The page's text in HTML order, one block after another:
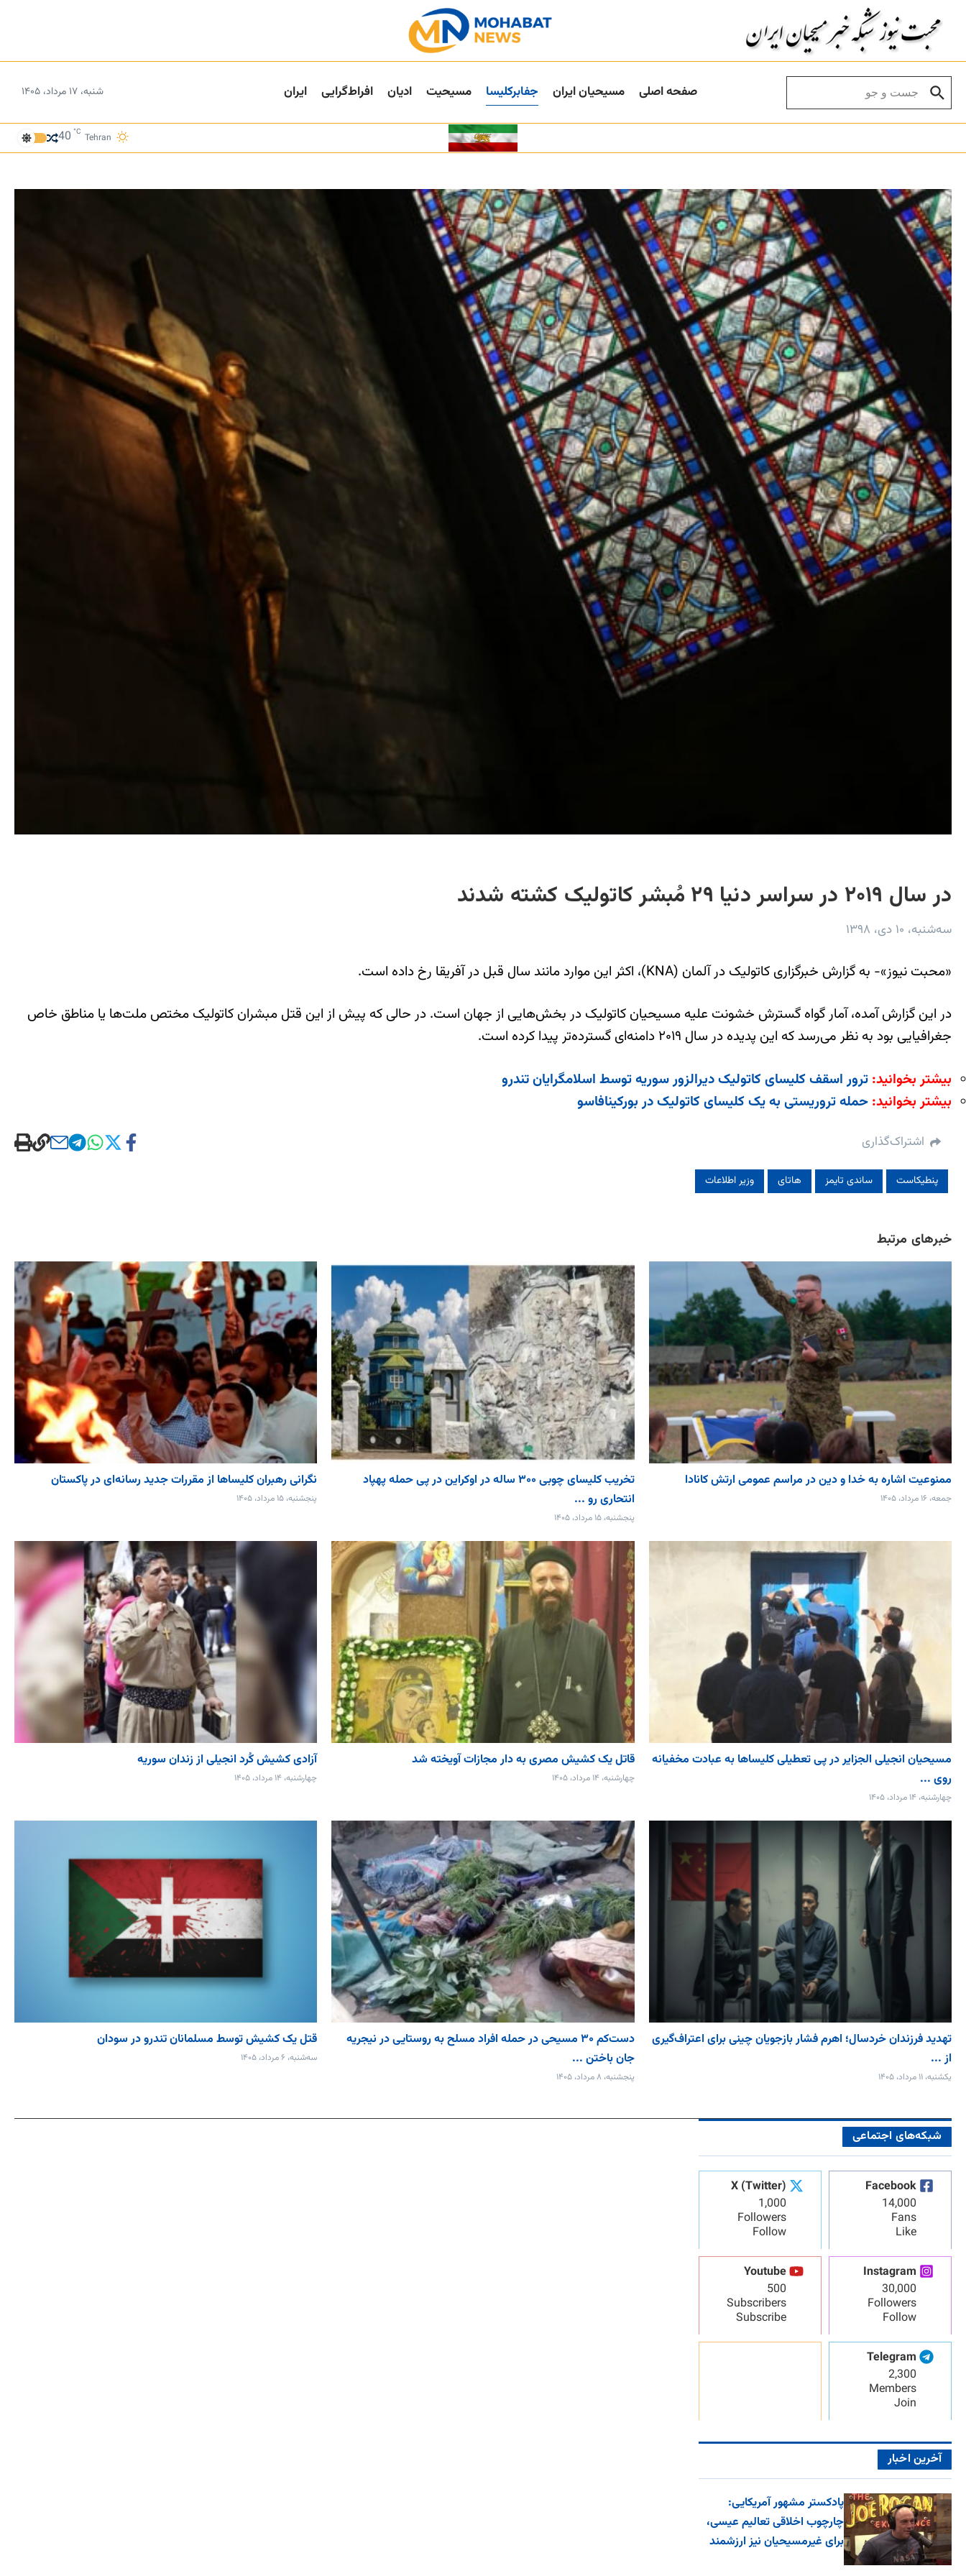
صفحه اصلی مسیحیان ایران جفا‌بر‌کلیسا مسیحیت ادیان افراط‌گرایی ایران شنبه، ۱۷ مرداد، ۱۴۰۵
Tehran
40 °C
در سال ۲۰۱۹ در سراسر دنیا ۲۹ مُبشر کاتولیک کشته شدند
سه‌شنبه، ۱۰ دی، ۱۳۹۸
«محبت نیوز»- به گزارش خبرگزاری کاتولیک در آلمان (KNA)، اکثر این موارد مانند سال قبل در آفریقا رخ داده است.
در این گزارش آمده، آمار گواه گسترش خشونت علیه مسیحیان کاتولیک در بخش‌هایی از جهان است. در حالی که پیش از این قتل مبشران کاتولیک مختص ملت‌ها یا مناطق خاص
جغرافیایی بود به نظر می‌رسد که این پدیده در سال ۲۰۱۹ دامنه‌ای گسترده‌تر پیدا کرده است.
بیشتر بخوانید: ترور اسقف کلیسای کاتولیک دیرالزور سوریه توسط اسلامگرایان تندرو
بیشتر بخوانید: حمله تروریستی به یک کلیسای کاتولیک در بورکینافاسو
اشتراک‌گذاری
پنطیکاست ساندی تایمز هاتای وزیر اطلاعات
خبرهای مرتبط
ممنوعیت اشاره به خدا و دین در مراسم عمومی ارتش کانادا
جمعه، ۱۶ مرداد، ۱۴۰۵
تخریب کلیسای چوبی ۳۰۰ ساله در اوکراین در پی حمله پهپاد
انتحاری رو ...
پنجشنبه، ۱۵ مرداد، ۱۴۰۵
نگرانی رهبران کلیساها از مقررات جدید رسانه‌ای در پاکستان
پنجشنبه، ۱۵ مرداد، ۱۴۰۵
مسیحیان انجیلی الجزایر در پی تعطیلی کلیساها به عبادت مخفیانه
روی ...
چهارشنبه، ۱۴ مرداد، ۱۴۰۵
قاتل یک کشیش مصری به دار مجازات آویخته شد
چهارشنبه، ۱۴ مرداد، ۱۴۰۵
آزادی کشیش کُرد انجیلی از زندان سوریه
چهارشنبه، ۱۴ مرداد، ۱۴۰۵
تهدید فرزندان خردسال؛ اهرم فشار بازجویان چینی برای اعتراف‌گیری
از ...
یکشنبه، ۱۱ مرداد، ۱۴۰۵
دست‌کم ۳۰ مسیحی در حمله افراد مسلح به روستایی در نیجریه
جان باختن ...
پنجشنبه، ۸ مرداد، ۱۴۰۵
قتل یک کشیش توسط مسلمانان تندرو در سودان
سه‌شنبه، ۶ مرداد، ۱۴۰۵
شبکه‌های اجتماعی
Facebook
14,000
Fans
Like
X (Twitter)
1,000
Followers
Follow
Instagram
30,000
Followers
Follow
Youtube
500
Subscribers
Subscribe
Telegram
2,300
Members
Join
آخرین اخبار
پادکستر مشهور آمریکایی:
چارچوب اخلاقی تعالیم عیسی،
برای غیرمسیحیان نیز ارزشمند